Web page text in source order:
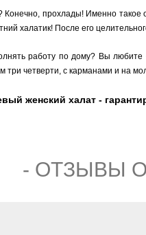
Конечно, прохлады! Именно
халатик! После его
работу по дому? Вы
три четверти, с карманами и на
женский халат -
- ОТЗЫВЫ